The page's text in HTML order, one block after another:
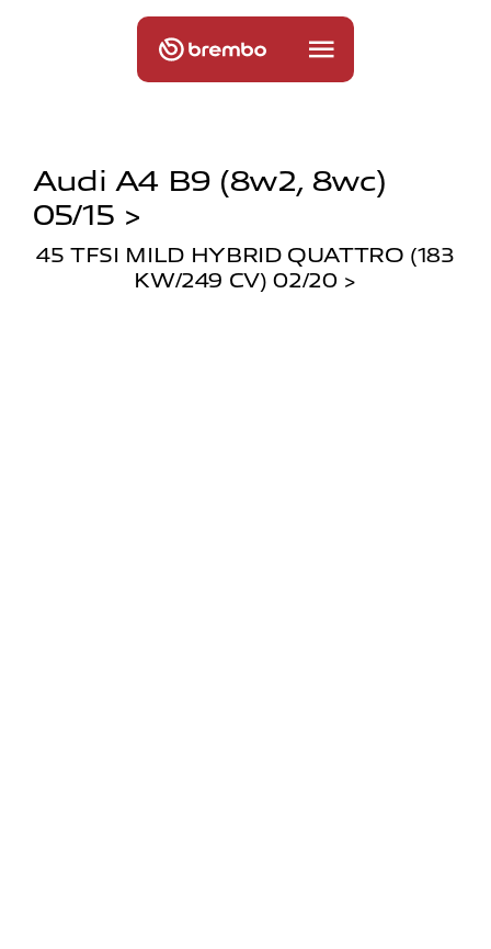
Audi A4 B9 (8w2, 8wc)
05/15 >
45 TFSI MILD HYBRID QUATTRO (183
KW/249 CV) 02/20 >